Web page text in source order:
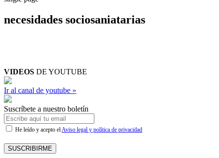
necesidades sociosaniatarias
VIDEOS DE YOUTUBE
Ir al canal de youtube »
Suscríbete a nuestro boletín
He leído y acepto elAviso legal y política de privacidad
SUSCRIBIRME